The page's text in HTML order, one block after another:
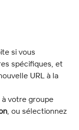
si vous
spécifiques, et
URL à la
votre groupe
, ou sélectionnez